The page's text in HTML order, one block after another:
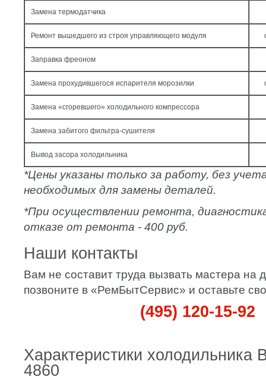
Замена термодатчика
Ремонт вышедшего из строя управляющего модуля
Заправка фреоном
Замена прохудившегося испарителя морозилки
Замена «сгоревшего» холодильного компрессора
Замена забитого фильтра-сушителя
Вывод засора холодильника
*Цены указаны только за работу, без
необходимых для замены деталей.
*При осуществлении ремонта,
отказе от ремонта - 400 руб.
Наши контакты
Вам не составит труда вызвать мастера на
позвоните в «РемБытСервис» и оставьте
(495) 120-15-92
Характеристики холодильника
4860